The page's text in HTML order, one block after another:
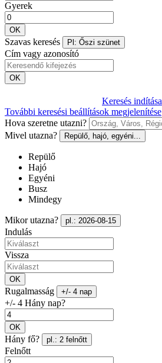
Gyerek
OK
Szavas keresés Pl: Őszi szünet
Cím vagy azonosító
OK
Keresés indítása
További keresési beállítások megjelenítése
Hova szeretne utazni?
Mivel utazna?
Repülő, hajó, egyéni...
Repülő
Hajó
Egyéni
Busz
Mindegy
Mikor utazna? pl.: 2026-08-15
Indulás
Vissza
OK
Rugalmasság +/- 4 nap
+/- 4 Hány nap?
OK
Hány fő? pl.: 2 felnőtt
Felnőtt